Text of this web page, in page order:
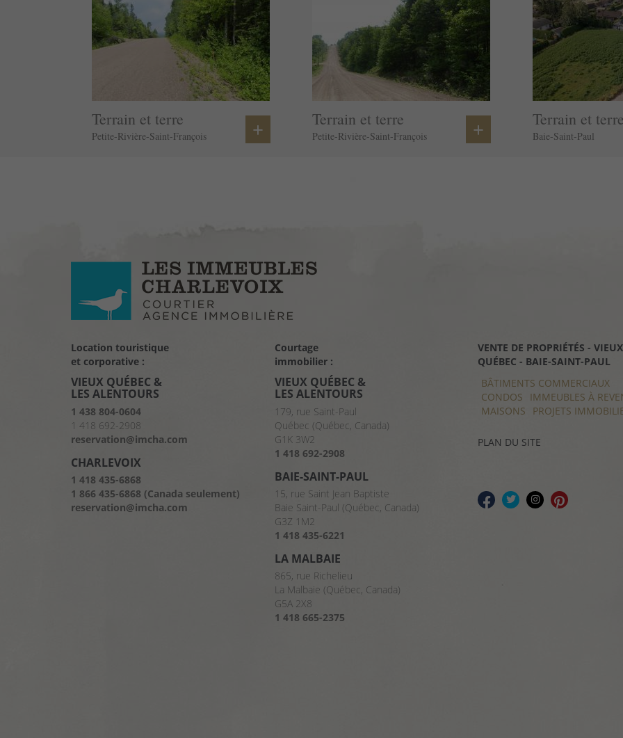
Terrain et terre
Petite-Rivière-Saint-François + Terrain et terre
Petite-Rivière-Saint-François + Terrain et terre
Baie-Saint-Paul
Location touristique
et corporative :
VIEUX QUÉBEC &
LES ALENTOURS
1 438 804-0604
1 418 692-2908
reservation@imcha.com
CHARLEVOIX
1 418 435-6868
1 866 435-6868 (Canada seulement)
reservation@imcha.com
Courtage
immobilier :
VIEUX QUÉBEC &
LES ALENTOURS
179, rue Saint-Paul
Québec (Québec, Canada)
G1K 3W2
1 418 692-2908
BAIE-SAINT-PAUL
15, rue Saint Jean Baptiste
Baie Saint-Paul (Québec, Canada)
G3Z 1M2
1 418 435-6221
LA MALBAIE
865, rue Richelieu
La Malbaie (Québec, Canada)
G5A 2X8
1 418 665-2375
VENTE DE PROPRIÉTÉS -
QUÉBEC - BAIE-SAINT-PAUL
BÂTIMENTS COMMERCIAUX
CONDOS
IMMEUBLES À
MAISONS
PROJETS
VENTE DE PROPRIÉTÉS -
- BAIE-SAINT-PAUL
BÂTIMENTS COMMERCIAUX
CONDOS
IMMEUBLES À
MAISONS
PROJETS
PLAN DU SITE